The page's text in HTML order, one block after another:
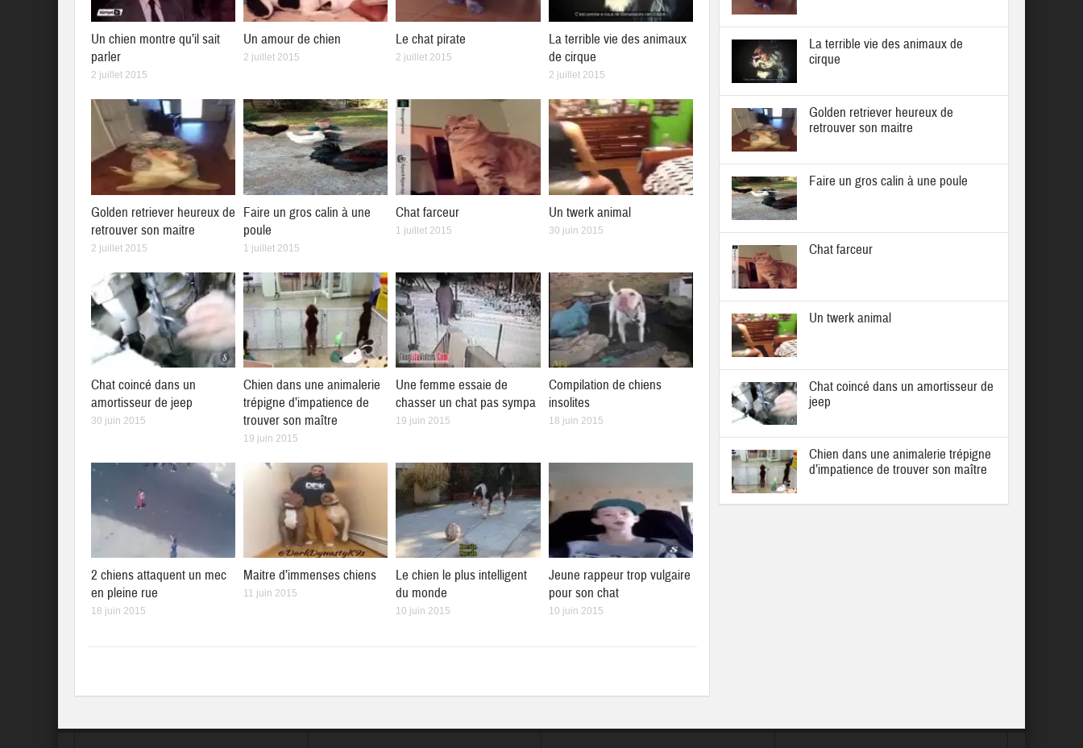
Un chien montre qu’il sait
parler
2 juillet 2015
Un amour de chien
2 juillet 2015
Le chat pirate
2 juillet 2015
La terrible vie des animaux
de cirque
2 juillet 2015
Golden retriever heureux de
retrouver son maitre
2 juillet 2015
Faire un gros calin à une
poule
1 juillet 2015
Chat farceur
1 juillet 2015
Un twerk animal
30 juin 2015
Chat coincé dans un
amortisseur de jeep
30 juin 2015
Chien dans une animalerie
trépigne d’impatience de
trouver son maître
19 juin 2015
Une femme essaie de
chasser un chat pas sympa
19 juin 2015
Compilation de chiens
insolites
18 juin 2015
2 chiens attaquent un mec
en pleine rue
18 juin 2015
Maitre d’immenses chiens
11 juin 2015
Le chien le plus intelligent
du monde
10 juin 2015
Jeune rappeur trop vulgaire
pour son chat
10 juin 2015
La terrible vie des animaux de
cirque
Golden retriever heureux de
retrouver son maitre
Faire un gros calin à une poule
Chat farceur
Un twerk animal
Chat coincé dans un amortisseur de
jeep
Chien dans une animalerie trépigne
d’impatience de trouver son maître